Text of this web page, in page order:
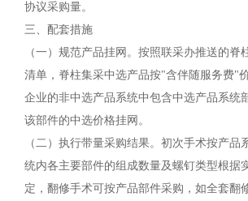
协议采购量。
三、配套措施
（一）规范产品挂网。按照联采办推送的脊
清单，脊柱集采中选产品按"含伴随服务费"
企业的非中选产品系统中包含中选产品系统
该部件的中选价格挂网。
（二）执行带量采购结果。初次手术按产品
统内各主要部件的组成数量及螺钉类型根据
定，翻修手术可按产品部件采购，如全套翻